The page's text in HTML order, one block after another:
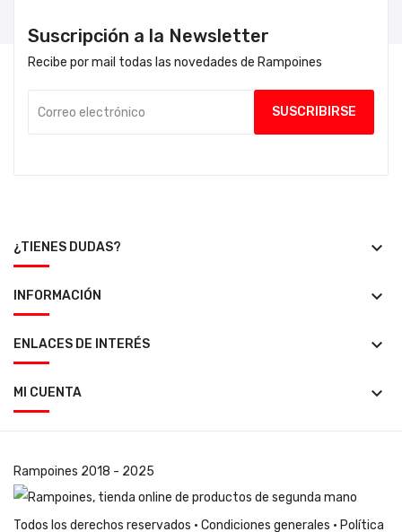
Suscripción a la Newsletter
Recibe por mail todas las novedades de Rampoines
¿TIENES DUDAS? keyboard_arrow_down
INFORMACIÓN keyboard_arrow_down
ENLACES DE INTERÉS keyboard_arrow_down
MI CUENTA keyboard_arrow_down
Rampoines 2018 - 2025
Todos los derechos reservados · Condiciones generales · Política